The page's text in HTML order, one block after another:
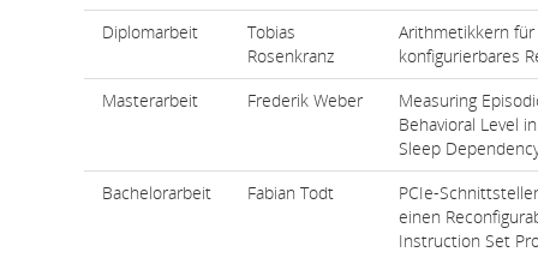
Diplomarbeit
Tobias
Rosenkranz
Arithmetikkern
konfigurierbares
Masterarbeit
Frederik Weber
Measuring
Behavioral Level
Sleep
Bachelorarbeit
Fabian Todt
PCIe-
einen
Instruction Set